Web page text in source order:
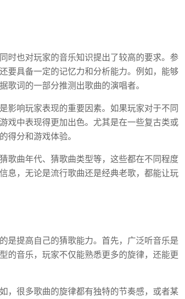
时也对玩家的音乐知识提出了较高的要求。参
要具备一定的记忆力和分析能力。例如，能够
词的一部分推测出歌曲的演唱者。
影响玩家表现的重要因素。如果玩家对于不同
戏中表现得更加出色。尤其是在一些复古类或
得分和游戏体验。
歌曲年代、猜歌曲类型等，这些都在不同程度
息，无论是流行歌曲还是经典老歌，都能让玩
是提高自己的猜歌能力。首先，广泛听音乐是
的音乐，玩家不仅能熟悉更多的旋律，还能更
，很多歌曲的旋律都有独特的节奏感，或者某